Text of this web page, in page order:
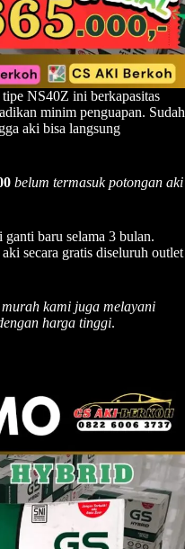
NS40Z ini berkapasitas
minim penguapan. Sudah
aki bisa langsung
belum termasuk potongan aki
ganti baru selama 3 bulan.
secara gratis diseluruh outlet
kami juga melayani
harga tinggi.